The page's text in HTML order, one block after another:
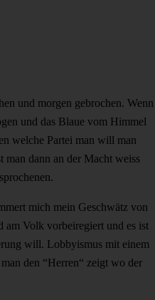
und morgen gebrochen. Wenn
und das Blaue vom Himmel
welche Partei man will man
dann an der Macht weiss
mich mein Geschwätz von
am Volk vorbeiregiert und es ist
will. Lobbyismus mit einem
den “Herren“ zeigt wo der